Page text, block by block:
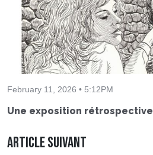
February 11, 2026 • 5:12PM
Une exposition rétrospective
Article suivant